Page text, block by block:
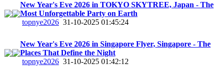
New Year's Eve 2026 in TOKYO SKYTREE, Japan - The
Most Unforgettable Party on Earth
topnye2026 31-10-2025 01:45:24
New Year's Eve 2026 in Singapore Flyer, Singapore - The
Places That Define the Night
topnye2026 31-10-2025 01:42:12